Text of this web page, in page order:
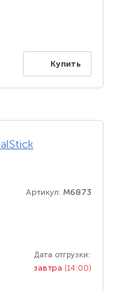
Купить
Артикул: M6873
Дата отгрузки:
завтра (14:00)